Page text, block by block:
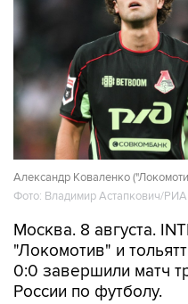
Александр Коваленко
Фото: Владимир Астапкович/РИА
Москва. 8 августа.
"Локомотив" и
0:0 завершили матч
России по футболу.